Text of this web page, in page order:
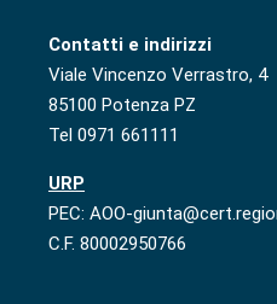
Contatti e indirizzi
Viale Vincenzo Verrastro, 4
85100 Potenza PZ
Tel 0971 661111
URP
PEC: AOO-
C.F. 80002950766